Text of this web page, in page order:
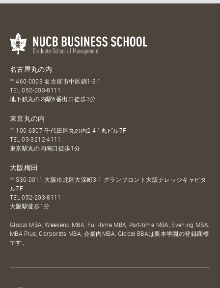
名古屋丸の内
〒460-0003 名古屋市中区錦1-3-1
TEL052-203-8111
地下鉄丸の内駅6番出口徒歩3分
東京丸の内
〒100-6307 千代田区丸の内2-4-1丸ビル7F
TEL03-3212-4111
東京駅丸の内南口徒歩1分
大阪梅田
〒530-0011 大阪市北区大深町3-1 グランフロント大阪ナレッジキャピタ
ル7F
TEL052-203-8111
大阪駅徒歩1分
Global MBA, Weekend MBA, Full-time MBA, Part-time MBA, Evening MBA,
MBA Plus, Corporate MBA, 企業内MBA, Global BBAは栗本学園の登録商標
です。